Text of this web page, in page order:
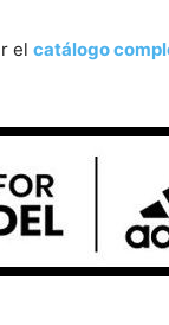
el catálogo